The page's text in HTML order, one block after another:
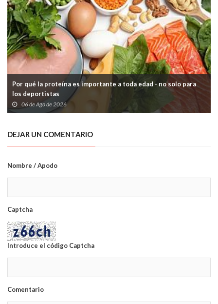
Por qué la proteína es importante a toda edad - no solo para
los deportistas
06 de Ago de 2026
DEJAR UN COMENTARIO
Nombre / Apodo
Captcha
Introduce el código Captcha
Comentario